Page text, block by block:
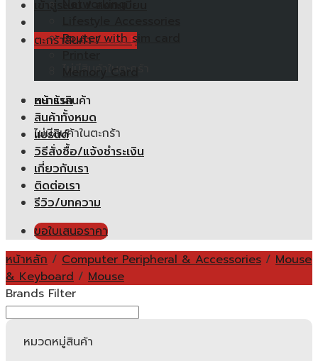
ตะกร้าสินค้า /0.00฿
ไม่มีสินค้าในตะกร้า
ตะกร้าสินค้า
ไม่มีสินค้าในตะกร้า
Router with sim card
Memory Card
หน้าแรก
สินค้าทั้งหมด
แบรนด์
วิธีสั่งซื้อ/แจ้งชำระเงิน
เกี่ยวกับเรา
ติดต่อเรา
รีวิว/บทความ
ขอใบเสนอราคา
หน้าหลัก / Computer Peripheral & Accessories / Mouse
& Keyboard / Mouse
Brands Filter
หมวดหมู่สินค้า